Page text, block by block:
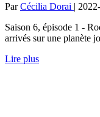
ParCécilia Dorai |
Saison 6, épisode 1 -
arrivés sur une planète
Lire plus